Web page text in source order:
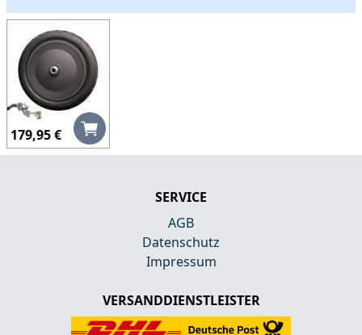
179,95 €
SERVICE
AGB
Datenschutz
Impressum
VERSANDDIENSTLEISTER